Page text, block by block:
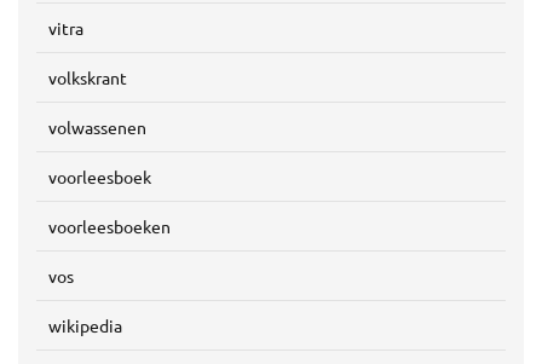
vitra
volkskrant
volwassenen
voorleesboek
voorleesboeken
vos
wikipedia